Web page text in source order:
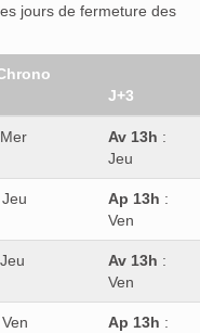
jours de fermeture des
J+3
Av 13h :
Jeu
Jeu Ap 13h :
Ven
Av 13h :
Ven
Ap 13h :